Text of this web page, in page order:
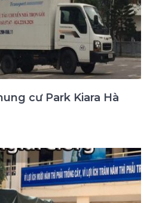
cư Park Kiara Hà